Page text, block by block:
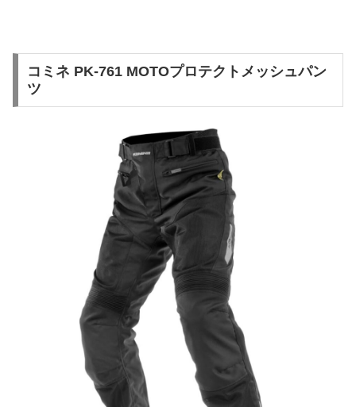
コミネ PK-761 MOTOプロテクトメッシュパン
ツ